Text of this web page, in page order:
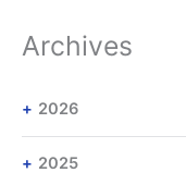
Archives
2026
2025